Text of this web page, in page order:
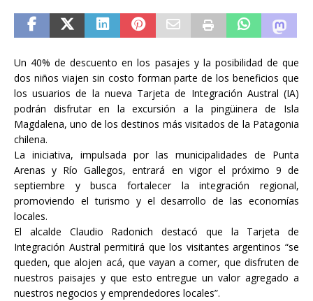
Un 40% de descuento en los pasajes y la posibilidad de que
dos niños viajen sin costo forman parte de los beneficios que
los usuarios de la nueva Tarjeta de Integración Austral (IA)
podrán disfrutar en la excursión a la pingüinera de Isla
Magdalena, uno de los destinos más visitados de la Patagonia
chilena.
La iniciativa, impulsada por las municipalidades de Punta
Arenas y Río Gallegos, entrará en vigor el próximo 9 de
septiembre y busca fortalecer la integración regional,
promoviendo el turismo y el desarrollo de las economías
locales.
El alcalde Claudio Radonich destacó que la Tarjeta de
Integración Austral permitirá que los visitantes argentinos “se
queden, que alojen acá, que vayan a comer, que disfruten de
nuestros paisajes y que esto entregue un valor agregado a
nuestros negocios y emprendedores locales”.